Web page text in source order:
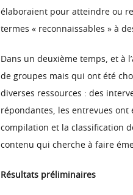
élaboraient pour atteindre ou
termes « reconnaissables » à
Dans un deuxième temps, et à
de groupes mais qui ont été
diverses ressources : des
répondantes, les entrevues
compilation et la classification
contenu qui cherche à faire
Résultats préliminaires